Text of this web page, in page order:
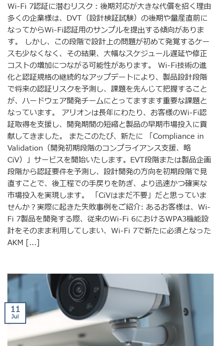
Wi-Fi 7認証に潜むリスク：後期対応が大きな代償を招く理由
多くの企業様は、DVT（設計検証試験）の後期や量産直前に
なってからWi-Fi認証用のサンプルを提出する傾向がありま
す。 しかし、この段階で設計上の問題が初めて発覚するケー
スも少なくなく、その結果、大幅なスケジュール遅延や修正
コストの増加につながる可能性があります。 Wi-Fi技術の進
化と認証規格の継続的なアップデートにより、製品設計段階
で将来の認証リスクを予測し、課題を先んじて把握すること
が、ハードウェア開発チームにとってますます重要な課題と
なっています。 アリオンは長年にわたり、お客様のWi-Fi認
証取得を支援し、開発期間の短縮と製品の早期市場投入に貢
献してきました。 またこのたび、新たに 「Compliance in
Validation（開発初期段階のコンプライアンス支援、略
CiV）」サービスを開始いたします。EVT段階または製品企画
段階から認証要件を予測し、設計開発の方向を初期段階で見
直すことで、後工程での手戻りを防ぎ、より迅速かつ確実な
市場投入を実現します。 「CiVはまだ不要」だと思っていま
せんか？実際に起きた失敗事例をご紹介: あるお客様は、Wi-
Fi 7製品を開発する際、従来のWi-Fi 6におけるWPA3機能設
計をそのまま利用してしまい、Wi-Fi 7で新たに必須となった
AKM [...]
11
Jul